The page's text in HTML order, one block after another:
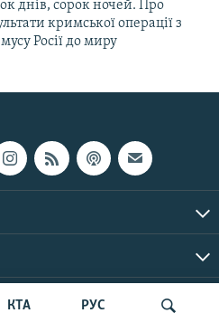
КТА РУС
днів, сорок ночей. Про
кримської операції з
Росії до миру
2026 | Усі права застережено.